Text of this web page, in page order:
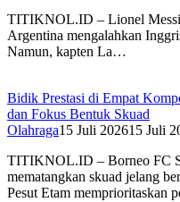
TITIKNOL.ID – Lionel Messi
Argentina mengalahkan
Namun, kapten La…
Bidik Prestasi di Empat
dan Fokus Bentuk Skuad
Olahraga15 Juli 202615 Juli
TITIKNOL.ID – Borneo FC
mematangkan skuad jelang
Pesut Etam memprioritaskan